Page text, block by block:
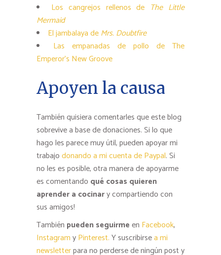
Los cangrejos rellenos de The Little
Mermaid
El jambalaya deMrs. Doubtfire
Las empanadas de pollo de The
Emperor’s New Groove
Apoyen la causa
También quisiera comentarles que este blog
sobrevive a base de donaciones. Si lo que
hago les parece muy útil, pueden apoyar mi
trabajodonando a mi cuenta de Paypal. Si
no les es posible, otra manera de apoyarme
es comentando qué cosas quieren
aprender a cocinary compartiendo con
sus amigos!
También pueden seguirmeen Facebook,
InstagramyPinterest.Y suscribirsea mi
newsletterpara no perderse de ningún post y